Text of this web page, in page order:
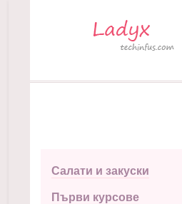
Салати и закуски
Първи курсове